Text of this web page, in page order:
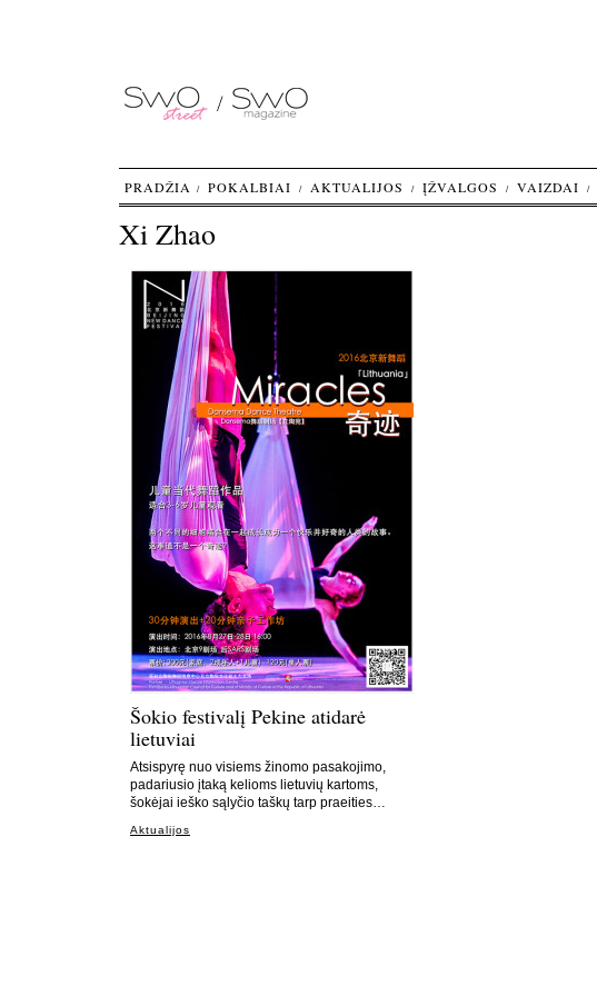
Xi Zhao
Šokio festivalį Pekine atidarė
lietuviai
Atsispyrę nuo visiems žinomo pasakojimo,
padariusio įtaką kelioms lietuvių kartoms,
šokėjai ieško sąlyčio taškų tarp praeities…
Aktualijos
PRADŽIA POKALBIAI AKTUALIJOS ĮŽVALGOS VAIZDAI